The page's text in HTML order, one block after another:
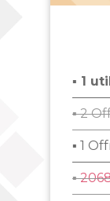
▪ 1
▪ 2
▪ 1
▪